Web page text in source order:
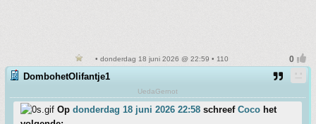
• donderdag 18 juni 2026 @ 22:59 • 110
DombohetOlifantje1
UedaGernot
Op donderdag 18 juni 2026 22:58 schreef Coco het